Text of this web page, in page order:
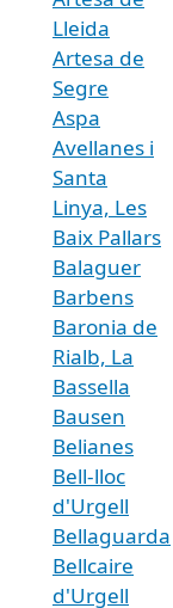
Lleida
Artesa de
Segre
Aspa
Avellanes i
Santa
Linya, Les
Baix Pallars
Balaguer
Barbens
Baronia de
Rialb, La
Bassella
Bausen
Belianes
Bell-lloc
d'Urgell
Bellaguarda
Bellcaire
d'Urgell